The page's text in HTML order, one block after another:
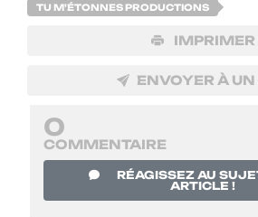
TU M'ÉTONNES PRODUCTIONS
IMPRIMER
ENVOYER À
0
COMMENTAIRE
RÉAGISSEZ AU
ARTICLE !